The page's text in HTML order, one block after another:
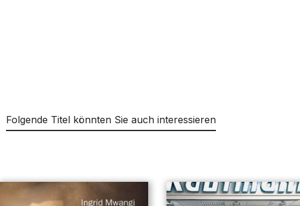
Folgende Titel könnten Sie auch interessieren